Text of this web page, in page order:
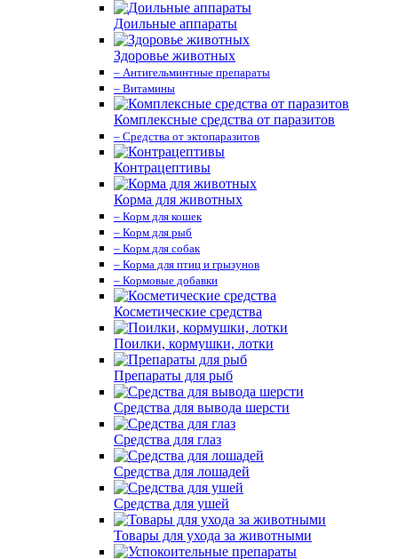
Доильные аппараты
Здоровье животных
– Антигельминтные препараты
– Витамины
Комплексные средства от паразитов
– Средства от эктопаразитов
Контрацептивы
Корма для животных
– Корм для кошек
– Корм для рыб
– Корм для собак
– Корма для птиц и грызунов
– Кормовые добавки
Косметические средства
Поилки, кормушки, лотки
Препараты для рыб
Средства для вывода шерсти
Средства для глаз
Средства для лошадей
Средства для ушей
Товары для ухода за животными